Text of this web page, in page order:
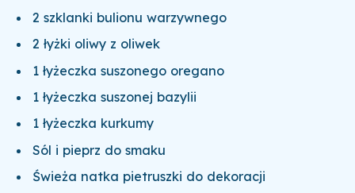
2 szklanki bulionu warzywnego
2 łyżki oliwy z oliwek
1 łyżeczka suszonego oregano
1 łyżeczka suszonej bazylii
1 łyżeczka kurkumy
Sól i pieprz do smaku
Świeża natka pietruszki do dekoracji